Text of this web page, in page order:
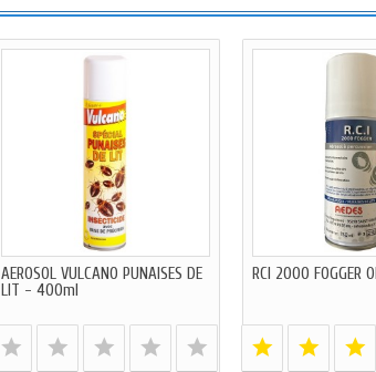
AEROSOL VULCANO PUNAISES DE
LIT - 400ml
RCI 2000 FOGGER